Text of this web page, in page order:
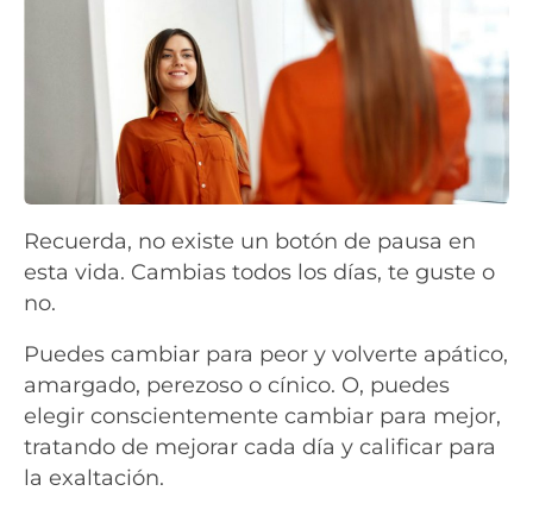
Recuerda, no existe un botón de pausa en
esta vida. Cambias todos los días, te guste o
no.
Puedes cambiar para peor y volverte apático,
amargado, perezoso o cínico. O, puedes
elegir conscientemente cambiar para mejor,
tratando de mejorar cada día y calificar para
la exaltación.